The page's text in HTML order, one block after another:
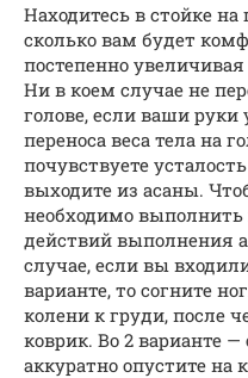
Находитесь в стойке на
сколько вам будет
постепенно
Ни в коем случае не
голове, если ваши руки
переноса веса тела на
почувствуете
выходите из асаны.
необходимо выполнить
действий выполнения
случае, если вы
варианте, то согните
колени к груди, после
коврик. Во 2 варианте
аккуратно опустите на